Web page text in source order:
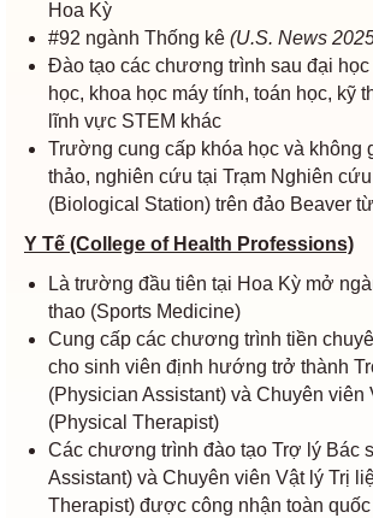
Hoa Kỳ
#92 ngành Thống kê (U.S. News
Đào tạo các chương trình sau đại
học, khoa học máy tính, toán học, kỹ
lĩnh vực STEM khác
Trường cung cấp khóa học và không
thảo, nghiên cứu tại Trạm Nghiên
(Biological Station) trên đảo Beaver
Y Tế (College of Health Professions)
Là trường đầu tiên tại Hoa Kỳ mở
thao (Sports Medicine)
Cung cấp các chương trình tiền
cho sinh viên định hướng trở thành
(Physician Assistant) và Chuyên viên
(Physical Therapist)
Các chương trình đào tạo Trợ lý Bác
Assistant) và Chuyên viên Vật lý Trị
Therapist) được công nhận toàn